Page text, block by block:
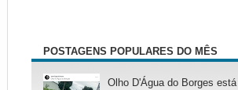
POSTAGENS POPULARES DO MÊS
Olho D'Água do Borges está